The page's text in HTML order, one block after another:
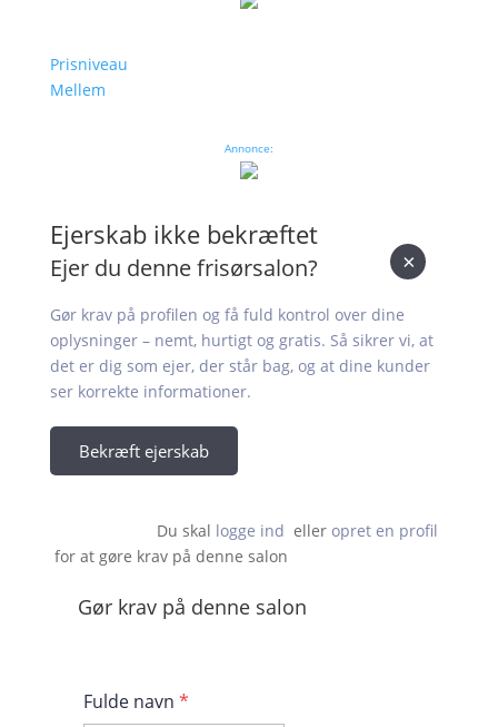
Prisniveau
Mellem
Annonce:
Ejerskab ikke bekræftet
Ejer du denne frisørsalon?
Gør krav på profilen og få fuld kontrol over dine
oplysninger – nemt, hurtigt og gratis. Så sikrer vi, at
det er dig som ejer, der står bag, og at dine kunder
ser korrekte informationer.
Bekræft ejerskab
Du skal logge ind eller opret en profil
for at gøre krav på denne salon
Gør krav på denne salon
×
Fulde navn *